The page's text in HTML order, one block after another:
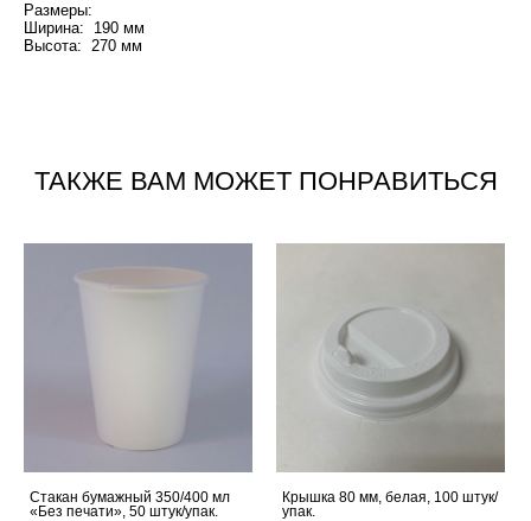
Размеры:
Ширина: 190 мм
Высота: 270 мм
ТАКЖЕ ВАМ МОЖЕТ ПОНРАВИТЬСЯ
Стакан бумажный 350/400 мл
«Без печати», 50 штук/упак.
Крышка 80 мм, белая, 100 штук/
упак.